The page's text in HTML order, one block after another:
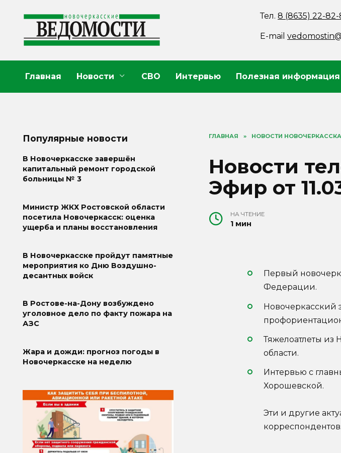
содержанию
Тел.8 (8635) 22-82-
E-mail
Главная Новости СВО Интервью Полезная информация
ГЛАВНАЯ » НОВОСТИ НОВОЧЕРКАССКА
Новости
Эфир от
НА ЧТЕНИЕ
1 мин
Первый
Федерации.
Новочеркасский
Тяжелоатлеты из
области.
Интервью с
Хорошевской.
Эти и другие
корреспондентов.
Популярные новости
В Новочеркасске завершён
капитальный ремонт городской
больницы № 3
Министр ЖКХ Ростовской области
посетила Новочеркасск: оценка
ущерба и планы восстановления
В Новочеркасске пройдут памятные
мероприятия ко Дню Воздушно-
десантных войск
В Ростове-на-Дону возбуждено
уголовное дело по факту пожара на
АЗС
Жара и дожди: прогноз погоды в
Новочеркасске на неделю